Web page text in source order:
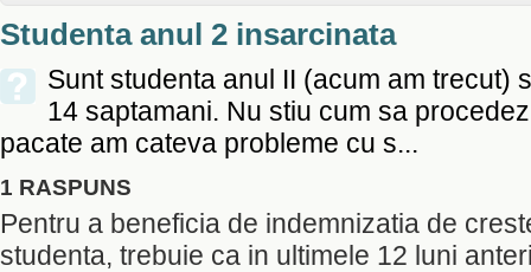
Studenta anul 2 insarcinata
Sunt studenta anul II (acum am trecut)
14 saptamani. Nu stiu cum sa
pacate am cateva probleme cu s...
1 RASPUNS
Pentru a beneficia de indemnizatia de
studenta, trebuie ca in ultimele 12 luni